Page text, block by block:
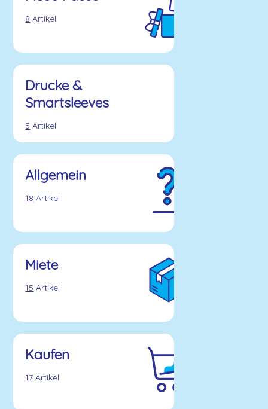
8 Artikel
Drucke &
Smartsleeves
5 Artikel
Allgemein
18 Artikel
Miete
15 Artikel
Kaufen
17 Artikel